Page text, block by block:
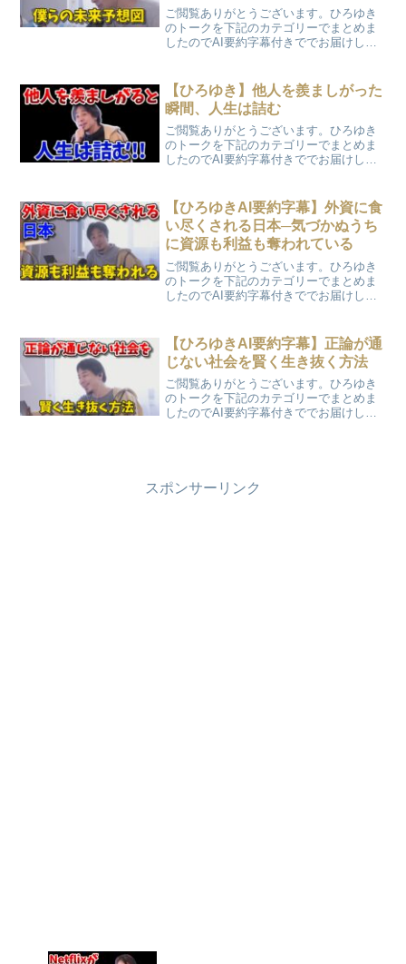
ご閲覧ありがとうございます。ひろゆき
のトークを下記のカテゴリーでまとめま
したのでAI要約字幕付きででお届けしま
【ひろゆき】他人を羨ましがった
瞬間、人生は詰む
ご閲覧ありがとうございます。ひろゆき
のトークを下記のカテゴリーでまとめま
したのでAI要約字幕付きででお届けしま
【ひろゆきAI要約字幕】外資に食
い尽くされる日本─気づかぬうち
に資源も利益も奪われている
ご閲覧ありがとうございます。ひろゆき
のトークを下記のカテゴリーでまとめま
したのでAI要約字幕付きででお届けしま
画ぽん太YouTubeに動画を公開している
のでよかったら...
【ひろゆきAI要約字幕】正論が通
じない社会を賢く生き抜く方法
ご閲覧ありがとうございます。ひろゆき
のトークを下記のカテゴリーでまとめま
したのでAI要約字幕付きででお届けしま
スポンサーリンク